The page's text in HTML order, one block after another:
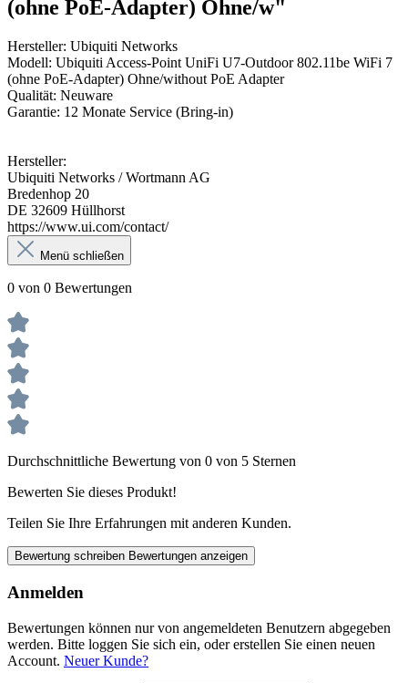
(ohne PoE-Adapter) Ohne/w"
Hersteller: Ubiquiti Networks
Modell: Ubiquiti Access-Point UniFi U7-Outdoor 802.11be WiFi 7
(ohne PoE-Adapter) Ohne/without PoE Adapter
Qualität: Neuware
Garantie: 12 Monate Service (Bring-in)
Hersteller:
Ubiquiti Networks / Wortmann AG
Bredenhop 20
DE 32609 Hüllhorst
https://www.ui.com/contact/
Menü schließen
0 von 0 Bewertungen
Durchschnittliche Bewertung von 0 von 5 Sternen
Bewerten Sie dieses Produkt!
Teilen Sie Ihre Erfahrungen mit anderen Kunden.
Bewertung schreiben Bewertungen anzeigen
Anmelden
Bewertungen können nur von angemeldeten Benutzern abgegeben
werden. Bitte loggen Sie sich ein, oder erstellen Sie einen neuen
Account. Neuer Kunde?